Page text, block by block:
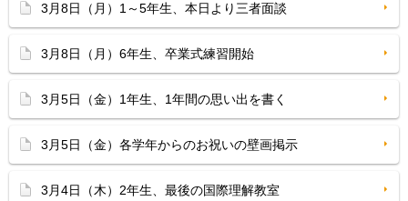
3月8日（月）1～5年生、本日より三者面談
3月8日（月）6年生、卒業式練習開始
3月5日（金）1年生、1年間の思い出を書く
3月5日（金）各学年からのお祝いの壁画掲示
3月4日（木）2年生、最後の国際理解教室